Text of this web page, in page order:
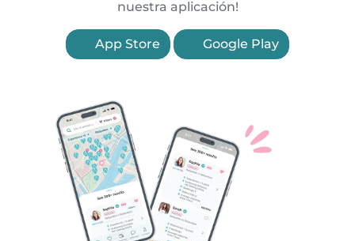
nuestra aplicación!
App Store Google Play